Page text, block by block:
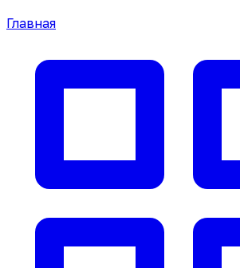
Главная